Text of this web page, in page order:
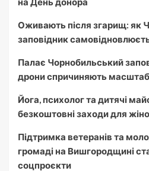
Оживають після згарищ: як
заповідник
Палає Чорнобильський
дрони спричиняють
Йога, психолог та дитячі
безкоштовні заходи для
Підтримка ветеранів та
громаді на Вишгородщині
соцпроєкти